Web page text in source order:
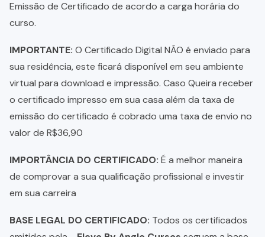
Emissão de Certificado de acordo a carga horária do
curso.
IMPORTANTE: O Certificado Digital NÃO é enviado para
sua residência, este ficará disponível em seu ambiente
virtual para download e impressão. Caso Queira receber
o certificado impresso em sua casa além da taxa de
emissão do certificado é cobrado uma taxa de envio no
valor de R$36,90
IMPORTÂNCIA DO CERTIFICADO: É a melhor maneira
de comprovar a sua qualificação profissional e investir
em sua carreira
BASE LEGAL DO CERTIFICADO: Todos os certificados